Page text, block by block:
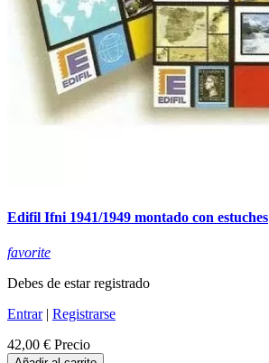
Edifil Ifni 1941/1949 montado con estuches
favorite
Debes de estar registrado
Entrar| Registrarse
42,00 € Precio